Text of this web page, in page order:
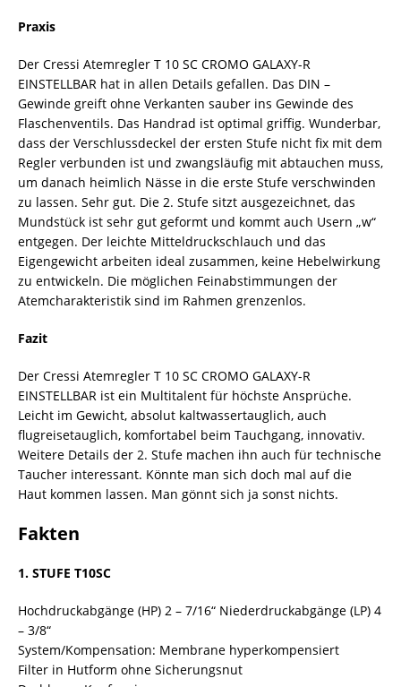
Praxis
Der Cressi Atemregler T 10 SC CROMO GALAXY-R
EINSTELLBAR hat in allen Details gefallen. Das DIN –
Gewinde greift ohne Verkanten sauber ins Gewinde des
Flaschenventils. Das Handrad ist optimal griffig. Wunderbar,
dass der Verschlussdeckel der ersten Stufe nicht fix mit dem
Regler verbunden ist und zwangsläufig mit abtauchen muss,
um danach heimlich Nässe in die erste Stufe verschwinden
zu lassen. Sehr gut. Die 2. Stufe sitzt ausgezeichnet, das
Mundstück ist sehr gut geformt und kommt auch Usern „w“
entgegen. Der leichte Mitteldruckschlauch und das
Eigengewicht arbeiten ideal zusammen, keine Hebelwirkung
zu entwickeln. Die möglichen Feinabstimmungen der
Atemcharakteristik sind im Rahmen grenzenlos.
Fazit
Der Cressi Atemregler T 10 SC CROMO GALAXY-R
EINSTELLBAR ist ein Multitalent für höchste Ansprüche.
Leicht im Gewicht, absolut kaltwassertauglich, auch
flugreisetauglich, komfortabel beim Tauchgang, innovativ.
Weitere Details der 2. Stufe machen ihn auch für technische
Taucher interessant. Könnte man sich doch mal auf die
Haut kommen lassen. Man gönnt sich ja sonst nichts.
Fakten
1. STUFE T10SC
Hochdruckabgänge (HP) 2 – 7/16“ Niederdruckabgänge (LP) 4
– 3/8“
System/Kompensation: Membrane hyperkompensiert
Filter in Hutform ohne Sicherungsnut